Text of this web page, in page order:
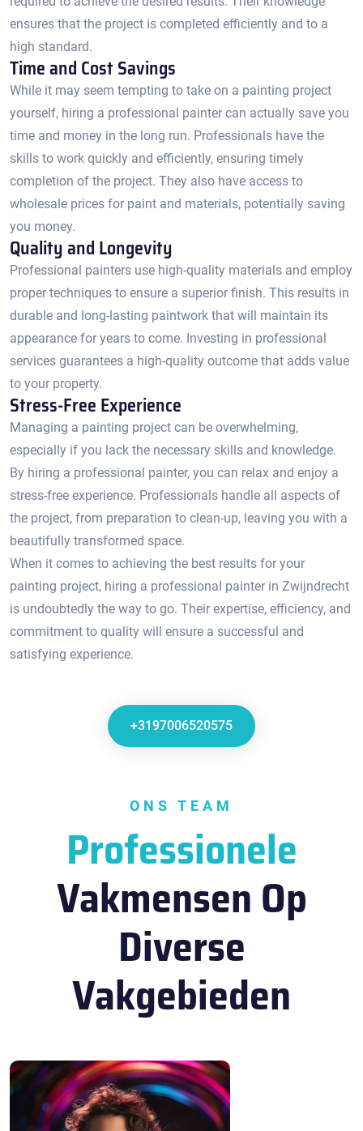
ensures that the project is completed efficiently and to a
high standard.​
Time and Cost Savings
While it may seem tempting to take on a painting project
yourself, hiring a professional painter can actually save you
time and money in the long run.​ Professionals have the
skills to work quickly and efficiently, ensuring timely
completion of the project.​ They also have access to
wholesale prices for paint and materials, potentially saving
you money.​
Quality and Longevity
Professional painters use high-quality materials and employ
proper techniques to ensure a superior finish. This results in
durable and long-lasting paintwork that will maintain its
appearance for years to come.​ Investing in professional
services guarantees a high-quality outcome that adds value
to your property.
Stress-Free Experience
Managing a painting project can be overwhelming,
especially if you lack the necessary skills and knowledge.​
By hiring a professional painter, you can relax and enjoy a
stress-free experience.​ Professionals handle all aspects of
the project, from preparation to clean-up, leaving you with a
beautifully transformed space.
When it comes to achieving the best results for your
painting project, hiring a professional painter in Zwijndrecht
is undoubtedly the way to go.​ Their expertise, efficiency, and
commitment to quality will ensure a successful and
satisfying experience.
+3197006520575
ONS TEAM
Professionele
Vakmensen Op
Diverse
Vakgebieden